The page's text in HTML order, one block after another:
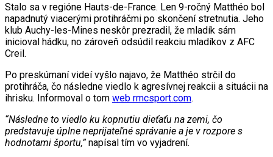
Stalo sa v regióne Hauts-de-France. Len 9-ročný Matthéo bol
napadnutý viacerými protihráčmi po skončení stretnutia. Jeho
klub Auchy-les-Mines neskôr prezradil, že mladík sám
inicioval hádku, no zároveň odsúdil reakciu mladíkov z AFC
Creil.
Po preskúmaní videí vyšlo najavo, že Matthéo strčil do
protihráča, čo následne viedlo k agresívnej reakcii a situácii na
ihrisku. Informoval o tom web rmcsport.com.
“Následne to viedlo ku kopnutiu dieťaťu na zemi, čo
predstavuje úplne neprijateľné správanie a je v rozpore s
hodnotami športu,”napísal tím vo vyjadrení.